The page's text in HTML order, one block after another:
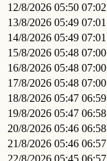
12/8/2026 05:50 07:02
13/8/2026 05:49 07:01
14/8/2026 05:49 07:01
15/8/2026 05:48 07:00
16/8/2026 05:48 07:00
17/8/2026 05:48 07:00
18/8/2026 05:47 06:59
19/8/2026 05:47 06:58
20/8/2026 05:46 06:58
21/8/2026 05:46 06:57
22/8/2026 05:45 06:57